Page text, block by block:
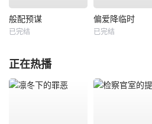
般配预谋
已完结
偏爱降临时
已完结
正在热播